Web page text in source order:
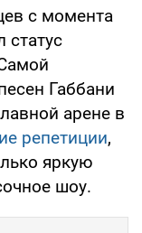
с момента
статус
Габбани
арене в
репетиции,
яркую
шоу.